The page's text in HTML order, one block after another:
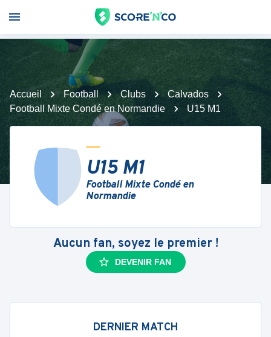
Accueil Football Clubs
Calvados
Football Mixte Condé en Normandie
U15 M1
U15 M1
Football Mixte Condé en
Normandie
Aucun fan, soyez le premier !
DEVENIR FAN
DERNIER MATCH